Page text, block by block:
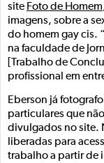
site Foto de Homem
imagens, sobre a
do homem gay cis.
na faculdade de
[Trabalho de
profissional em
Eberson já
particulares que
divulgados no site.
liberadas para
trabalho a partir de